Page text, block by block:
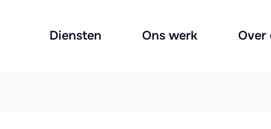
Diensten Ons werk Over